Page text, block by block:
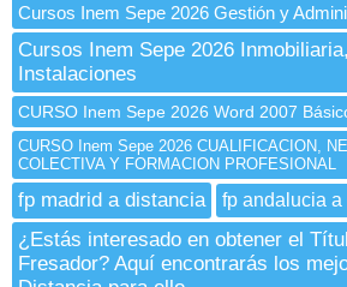
Cursos Inem Sepe 2026 Gestión y
Cursos Inem Sepe 2026
Instalaciones
CURSO Inem Sepe 2026 Word 2007
CURSO Inem Sepe 2026 CUALIFICACION,
COLECTIVA Y FORMACION PROFESIONAL
fp madrid a distancia fp andalucia a
¿Estás interesado en obtener el
Fresador? Aquí encontrarás los